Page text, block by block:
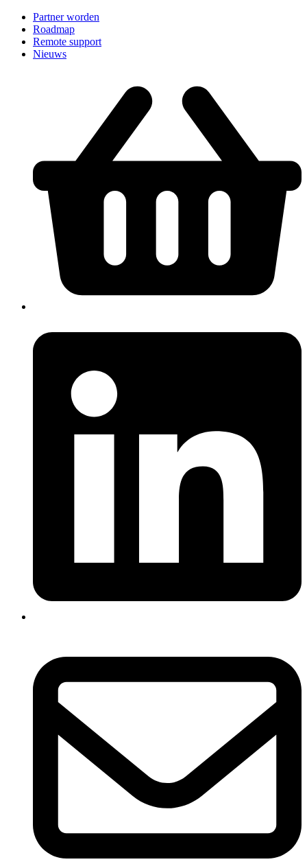
Partner worden
Roadmap
Remote support
Nieuws